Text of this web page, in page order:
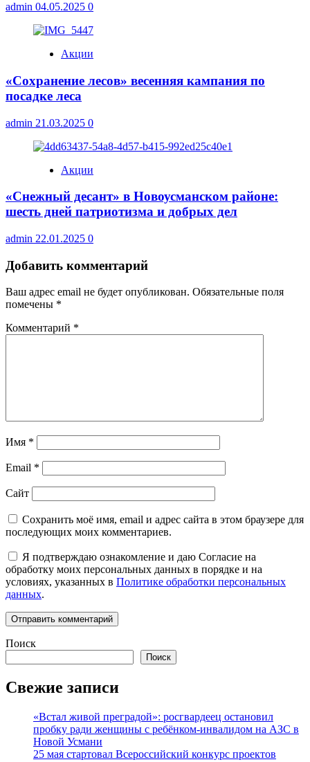
admin 04.05.2025 0
Акции
«Сохранение лесов» весенняя кампания по
посадке леса
admin 21.03.2025 0
Акции
«Снежный десант» в Новоусманском районе:
шесть дней патриотизма и добрых дел
admin 22.01.2025 0
Добавить комментарий
Ваш адрес email не будет опубликован. Обязательные поля
помечены *
Комментарий *
Имя *
Email *
Сайт
Сохранить моё имя, email и адрес сайта в этом браузере для
последующих моих комментариев.
Я подтверждаю ознакомление и даю Согласие на
обработку моих персональных данных в порядке и на
условиях, указанных в Политике обработки персональных
данных.
Поиск
Поиск
Свежие записи
«Встал живой преградой»: росгвардеец остановил
пробку ради женщины с ребёнком-инвалидом на АЗС в
Новой Усмани
25 мая стартовал Всероссийский конкурс проектов